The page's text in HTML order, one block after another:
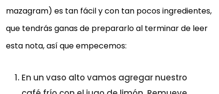
mazagram) es tan fácil y con tan pocos ingredientes,
que tendrás ganas de prepararlo al terminar de leer
esta nota, así que empecemos:
En un vaso alto vamos agregar nuestro